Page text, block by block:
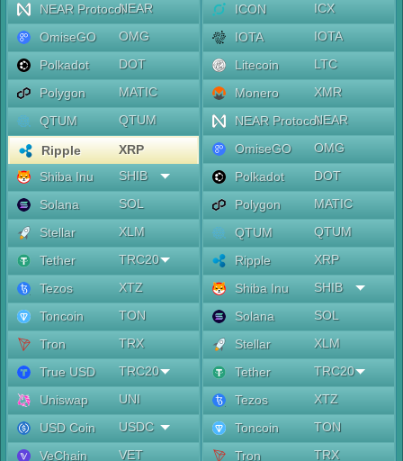
NEAR ProtocolNEAR
OmiseGO
OMG
Polkadot
DOT
Polygon
MATIC
QTUM
QTUM
Ripple
XRP
Shiba Inu
SHIB
Solana
SOL
Stellar
XLM
Tether
TRC20
Tezos
XTZ
Toncoin
TON
Tron
TRX
True USD
TRC20
Uniswap
UNI
USD Coin
USDC
VeChain
VET
ICON
ICX
IOTA
IOTA
Litecoin
LTC
Monero
XMR
NEAR ProtocolNEAR
OmiseGO
OMG
Polkadot
DOT
Polygon
MATIC
QTUM
QTUM
Ripple
XRP
Shiba Inu
SHIB
Solana
SOL
Stellar
XLM
Tether
TRC20
Tezos
XTZ
Toncoin
TON
Tron
TRX